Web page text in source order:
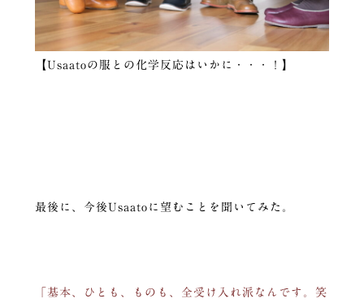
【Usaatoの服との化学反応はいかに・・・！】
最後に、今後Usaatoに望むことを聞いてみた。
「基本、ひとも、ものも、全受け入れ派なんです。笑